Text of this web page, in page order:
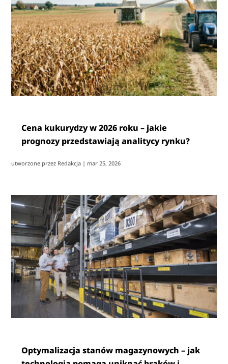
Cena kukurydzy w 2026 roku – jakie
prognozy przedstawiają analitycy rynku?
utworzone przez Redakcja | mar 25, 2026
Optymalizacja stanów magazynowych – jak